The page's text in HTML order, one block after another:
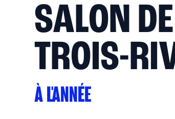
SALON
TROIS-
À L'ANNÉE